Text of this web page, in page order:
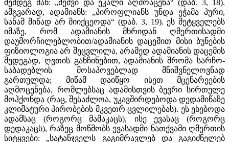
შემდეგ მან: „ძეძვი და ეკალი აღმოაცენა“ (დაბ. 3, 18).
ამგვარად, ადამიანს: „პიროფლიანს უნდა ეჭამა პური,
სანამ მიწად არ მიიქცეოდა“ (დაბ. 3, 19). ეს მეტყველებს
იმაზე, რომ ადამიანის მხრიდან ღმერთისადმი
დაუმორჩილებლობით/ადამიანის დაცემით მისი ბუნების
ფიზიოლოგია არ შეცვლილა, არამედ ადამიანის დაცემის
შედეგად, ღვთის განჩინებით, ადამიანის შრომა სარჩო-
საბადებლის მოსაპოვებლად მნიშვნელოვნად
გართულდა; მიწამ დაიწყო ისეთ მცენარეების
აღმოცენება, რომლებსაც ადამისთვის ბევრი სირთულე
მოჰქონდა (რაც, შესაძლოა, უკავშირდებოდა დედამიწაზე
კლიმატური პირობების მკვეთრ ცვლილებას). ეს ეხებოდა
ადამსაც (როგორც მამაკაცს), ისე ევასაც (როგორც
დედაკაცს), რაზეც მოწმობს ევასადმი ნათქვამი ღმერთის
სიტყვები: „სატანჯველს გაგიმრავლებ და გაგიძნელებ